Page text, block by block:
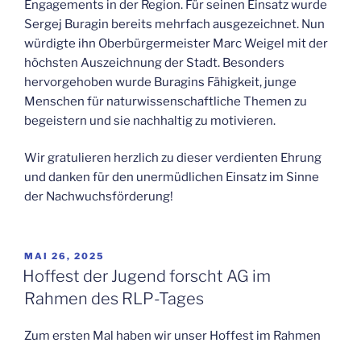
Engagements in der Region. Für seinen Einsatz wurde
Sergej Buragin bereits mehrfach ausgezeichnet. Nun
würdigte ihn Oberbürgermeister Marc Weigel mit der
höchsten Auszeichnung der Stadt. Besonders
hervorgehoben wurde Buragins Fähigkeit, junge
Menschen für naturwissenschaftliche Themen zu
begeistern und sie nachhaltig zu motivieren.
Wir gratulieren herzlich zu dieser verdienten Ehrung
und danken für den unermüdlichen Einsatz im Sinne
der Nachwuchsförderung!
VERÖFFENTLICHT
AM
MAI 26, 2025
Hoffest der Jugend forscht AG im
Rahmen des RLP-Tages
Zum ersten Mal haben wir unser Hoffest im Rahmen